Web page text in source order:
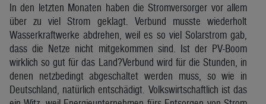
In den letzten Monaten haben die Stromversorger vor allem
über zu viel Strom geklagt. Verbund musste wiederholt
Wasserkraftwerke abdrehen, weil es so viel Solarstrom gab,
dass die Netze nicht mitgekommen sind. Ist der PV-Boom
wirklich so gut für das Land?Verbund wird für die Stunden, in
denen netzbedingt abgeschaltet werden muss, so wie in
Deutschland, natürlich entschädigt. Volkswirtschaftlich ist das